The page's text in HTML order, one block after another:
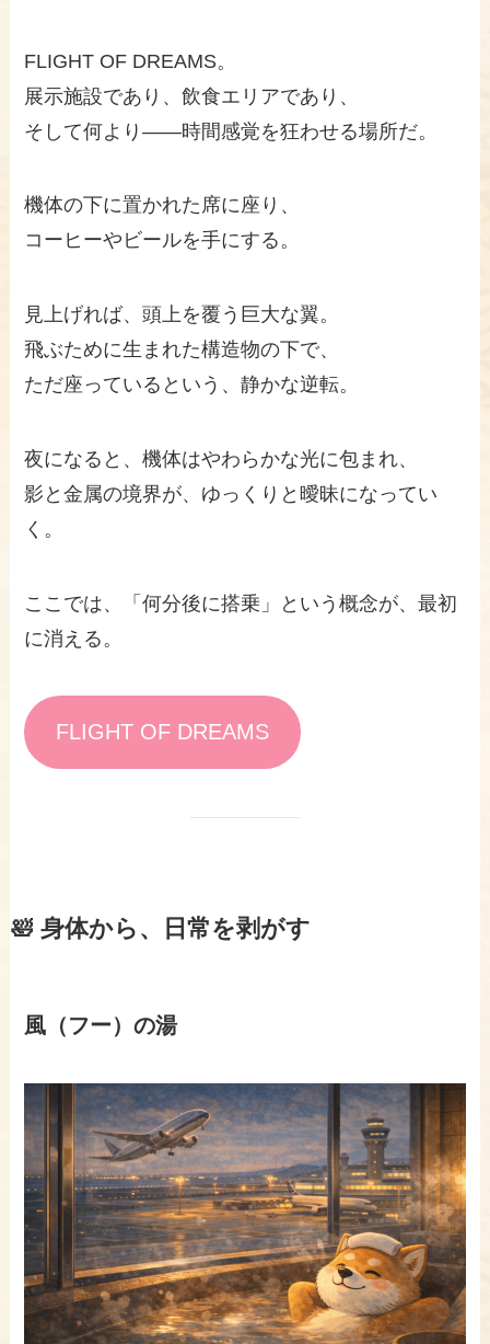
FLIGHT OF DREAMS。
展示施設であり、飲食エリアであり、
そして何より——時間感覚を狂わせる場所だ。
機体の下に置かれた席に座り、
コーヒーやビールを手にする。
見上げれば、頭上を覆う巨大な翼。
飛ぶために生まれた構造物の下で、
ただ座っているという、静かな逆転。
夜になると、機体はやわらかな光に包まれ、
影と金属の境界が、ゆっくりと曖昧になってい
く。
ここでは、「何分後に搭乗」という概念が、最初
に消える。
FLIGHT OF DREAMS
🛀 身体から、日常を剥がす
風（フー）の湯